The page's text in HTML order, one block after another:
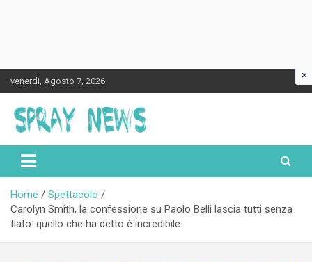
to
content
venerdì, Agosto 7, 2026
Spraynews.it
Home
Spettacolo
Carolyn Smith, la confessione su Paolo Belli lascia tutti senza
fiato: quello che ha detto è incredibile
×